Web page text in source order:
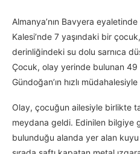
Almanya’nın Bavyera
Kalesi’nde 7 yaşındaki bir
derinliğindeki su dolu sarnıca
Çocuk, olay yerinde bulunan 49
Gündoğan’ın hızlı müdahalesiyle
Olay, çocuğun ailesiyle birlikte
meydana geldi. Edinilen bilgiye
bulunduğu alanda yer alan kuyu